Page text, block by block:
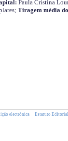
Paula Cristina
Tiragem média
electrónica Estatuto Editorial